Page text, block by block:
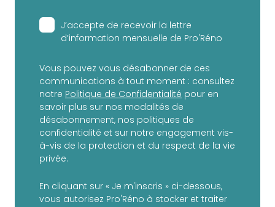
J’accepte de recevoir la lettre
d’information mensuelle de Pro'Réno
Vous pouvez vous désabonner de ces
communications à tout moment : consultez
notre Politique de Confidentialité pour en
savoir plus sur nos modalités de
désabonnement, nos politiques de
confidentialité et sur notre engagement vis-
à-vis de la protection et du respect de la vie
privée.
En cliquant sur « Je m'inscris » ci-dessous,
vous autorisez Pro'Réno à stocker et traiter